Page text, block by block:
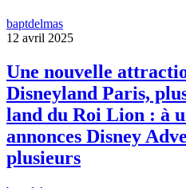
baptdelmas
12 avril 2025
Une nouvelle
Disneyland Paris,
land du Roi Lion : à
annonces Disney
plusieurs